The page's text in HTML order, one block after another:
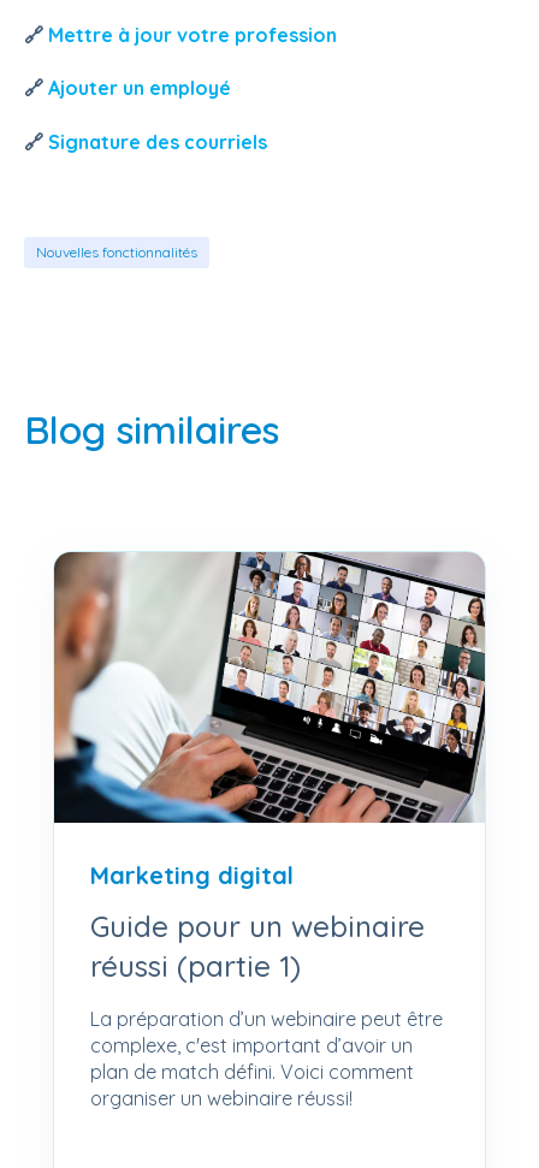
🔗 Mettre à jour votre profession
🔗 Ajouter un employé
🔗 Signature des courriels
Nouvelles fonctionnalités
Blog similaires
Marketing digital
Guide pour un webinaire
réussi (partie 1)
La préparation d’un webinaire peut être
complexe, c'est important d’avoir un
plan de match défini. Voici comment
organiser un webinaire réussi!